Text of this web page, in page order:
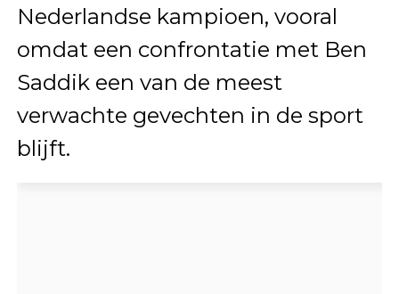
Nederlandse kampioen, vooral
omdat een confrontatie met Ben
Saddik een van de meest
verwachte gevechten in de sport
blijft.